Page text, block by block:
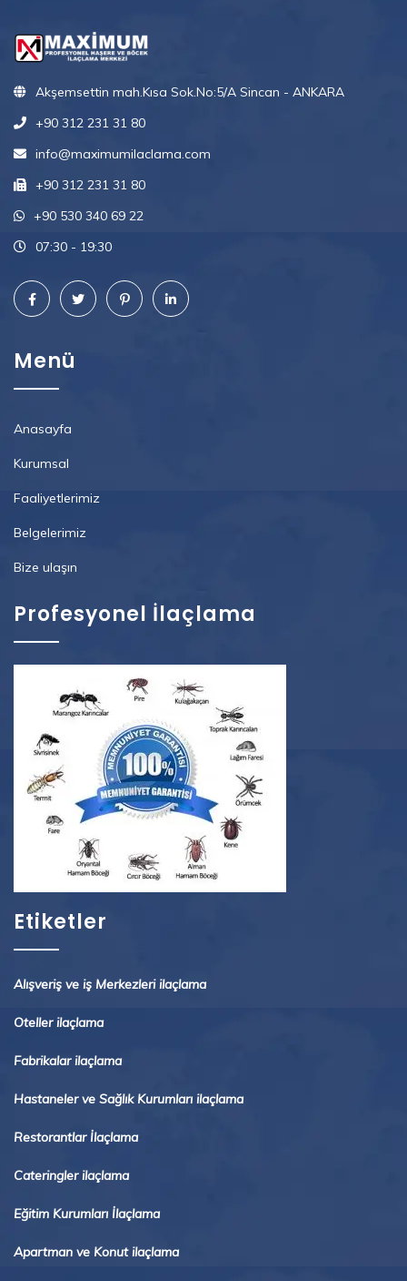
Akşemsettin mah.Kısa Sok.No:5/A Sincan - ANKARA
+90 312 231 31 80
info@maximumilaclama.com
+90 312 231 31 80
+90 530 340 69 22
07:30 - 19:30
Menü
Anasayfa
Kurumsal
Faaliyetlerimiz
Belgelerimiz
Bize ulaşın
Profesyonel İlaçlama
Etiketler
Alışveriş ve iş Merkezleri ilaçlama
Oteller ilaçlama
Fabrikalar ilaçlama
Hastaneler ve Sağlık Kurumları ilaçlama
Restorantlar İlaçlama
Cateringler ilaçlama
Eğitim Kurumları İlaçlama
Apartman ve Konut ilaçlama